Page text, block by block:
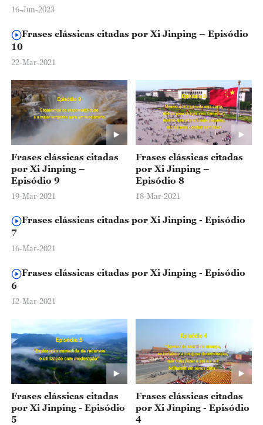
16-Jun-2023
Frases clássicas citadas por Xi Jinping – Episódio
10
22-Mar-2021
Frases clássicas citadas
por Xi Jinping –
Episódio 9
19-Mar-2021
Frases clássicas citadas
por Xi Jinping –
Episódio 8
18-Mar-2021
Frases clássicas citadas por Xi Jinping - Episódio
7
16-Mar-2021
Frases clássicas citadas por Xi Jinping - Episódio
6
12-Mar-2021
Frases clássicas citadas
por Xi Jinping - Episódio
5
Frases clássicas citadas
por Xi Jinping - Episódio
4